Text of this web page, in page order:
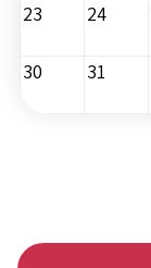
23 24
30 31